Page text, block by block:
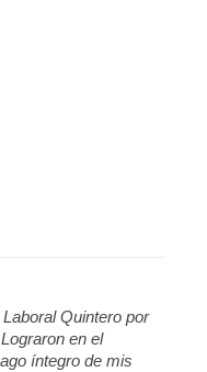
Quintero por
en el
íntegro de mis